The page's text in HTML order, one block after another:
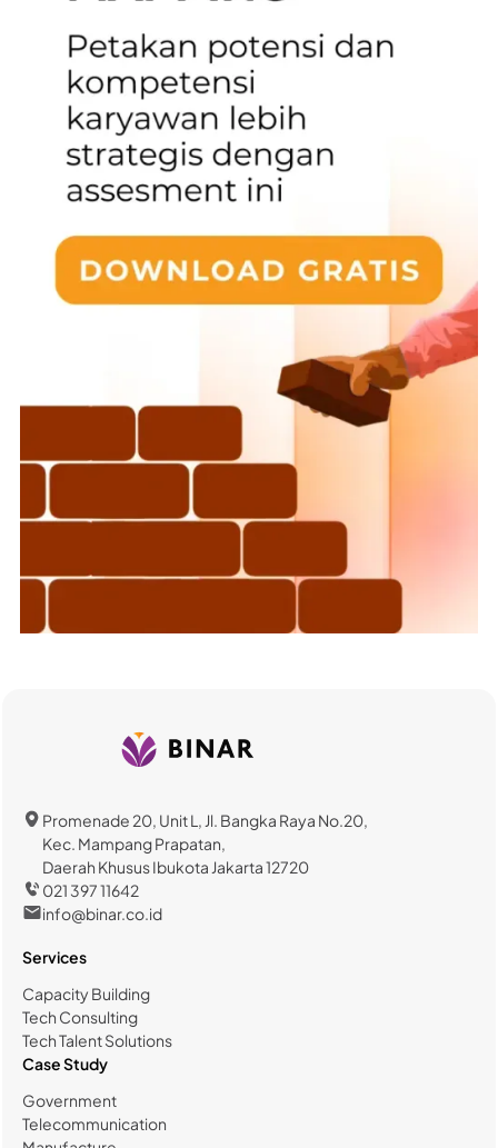
Promenade 20, Unit L, Jl. Bangka Raya No.20,
Kec. Mampang Prapatan,
Daerah Khusus Ibukota Jakarta 12720
021 397 11642
info@binar.co.id
Services
Capacity Building
Tech Consulting
Tech Talent Solutions
Case Study
Government
Telecommunication